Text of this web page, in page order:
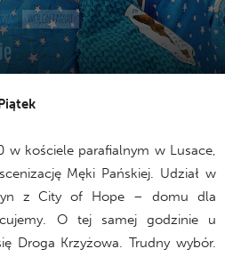
WOLONTARIAT
w kościele parafialnym w Lusace,
Męki Pańskiej. Udział w
z City of Hope – domu dla
O tej samej godzinie u
Droga Krzyżowa. Trudny wybór.